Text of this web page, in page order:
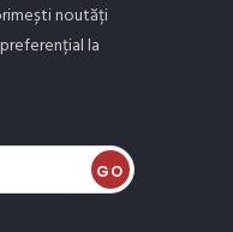
noutăți
la
GO